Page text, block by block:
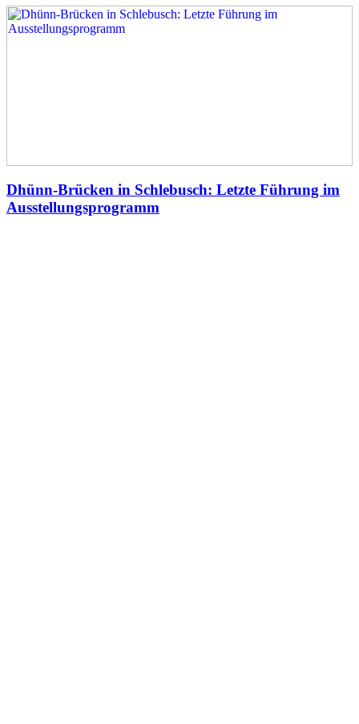
Dhünn-Brücken in Schlebusch: Letzte Führung im
Ausstellungsprogramm